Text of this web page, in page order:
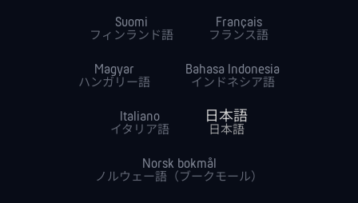
Suomi
フィンランド語
Français
フランス語
Magyar
ハンガリー語
Bahasa Indonesia
インドネシア語
Italiano
イタリア語
日本語
日本語
Norsk bokmål
ノルウェー語（ブークモール）